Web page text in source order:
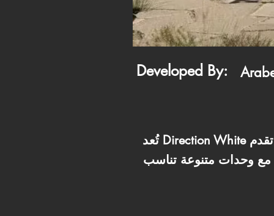
تُعد Direction White واحدة من القرى السياحية المميزة في منطقة رأس الحكمة بالساحل الشمالي، حيث تقدم
مع وحدات متنوعة تناسب
Developed By: